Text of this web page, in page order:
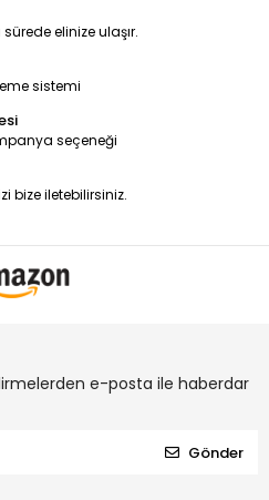
elinize ulaşır.
sistemi
seçeneği
bize iletebilirsiniz.
e-posta ile haberdar
Gönder